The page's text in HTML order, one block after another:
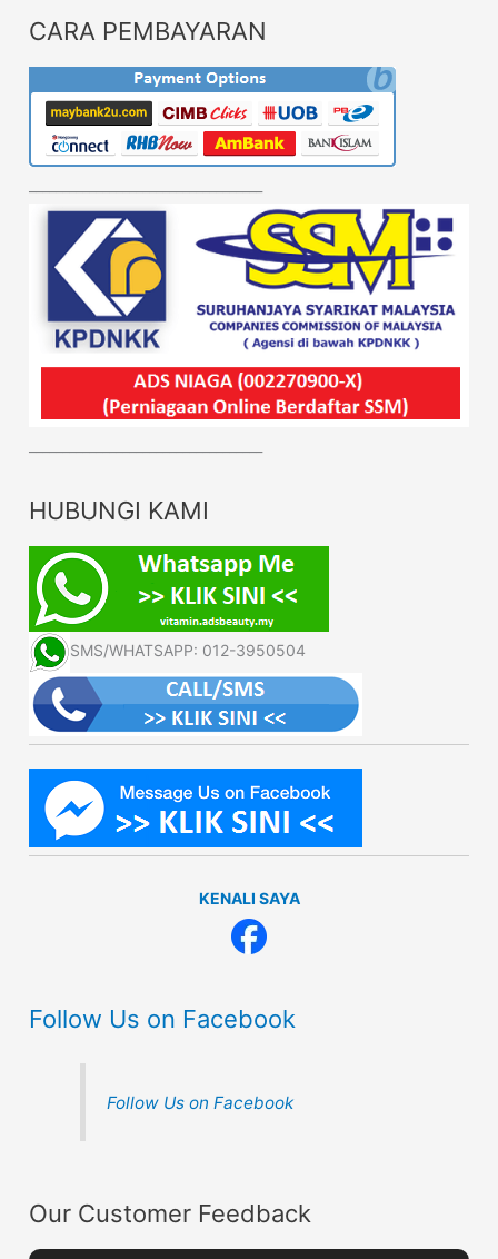
CARA PEMBAYARAN
HUBUNGI KAMI
SMS/WHATSAPP: 012-3950504
KENALI SAYA
Follow Us on Facebook
Follow Us on Facebook
Our Customer Feedback